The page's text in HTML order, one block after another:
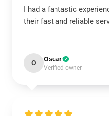
I had a fantastic
their fast and reliable
O Oscar
Verified owner